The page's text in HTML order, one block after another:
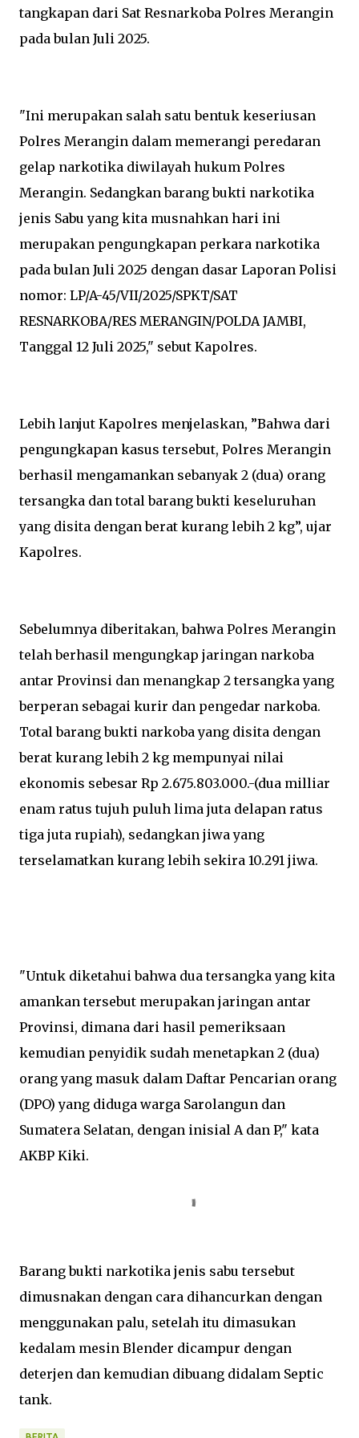
tangkapan dari Sat Resnarkoba Polres Merangin
pada bulan Juli 2025.
"Ini merupakan salah satu bentuk keseriusan
Polres Merangin dalam memerangi peredaran
gelap narkotika diwilayah hukum Polres
Merangin. Sedangkan barang bukti narkotika
jenis Sabu yang kita musnahkan hari ini
merupakan pengungkapan perkara narkotika
pada bulan Juli 2025 dengan dasar Laporan Polisi
nomor: LP/A-45/VII/2025/SPKT/SAT
RESNARKOBA/RES MERANGIN/POLDA JAMBI,
Tanggal 12 Juli 2025," sebut Kapolres.
Lebih lanjut Kapolres menjelaskan, ”Bahwa dari
pengungkapan kasus tersebut, Polres Merangin
berhasil mengamankan sebanyak 2 (dua) orang
tersangka dan total barang bukti keseluruhan
yang disita dengan berat kurang lebih 2 kg”, ujar
Kapolres.
Sebelumnya diberitakan, bahwa Polres Merangin
telah berhasil mengungkap jaringan narkoba
antar Provinsi dan menangkap 2 tersangka yang
berperan sebagai kurir dan pengedar narkoba.
Total barang bukti narkoba yang disita dengan
berat kurang lebih 2 kg mempunyai nilai
ekonomis sebesar Rp 2.675.803.000.-(dua milliar
enam ratus tujuh puluh lima juta delapan ratus
tiga juta rupiah), sedangkan jiwa yang
terselamatkan kurang lebih sekira 10.291 jiwa.
"Untuk diketahui bahwa dua tersangka yang kita
amankan tersebut merupakan jaringan antar
Provinsi, dimana dari hasil pemeriksaan
kemudian penyidik sudah menetapkan 2 (dua)
orang yang masuk dalam Daftar Pencarian orang
(DPO) yang diduga warga Sarolangun dan
Sumatera Selatan, dengan inisial A dan P," kata
AKBP Kiki.
Barang bukti narkotika jenis sabu tersebut
dimusnakan dengan cara dihancurkan dengan
menggunakan palu, setelah itu dimasukan
kedalam mesin Blender dicampur dengan
deterjen dan kemudian dibuang didalam Septic
tank.